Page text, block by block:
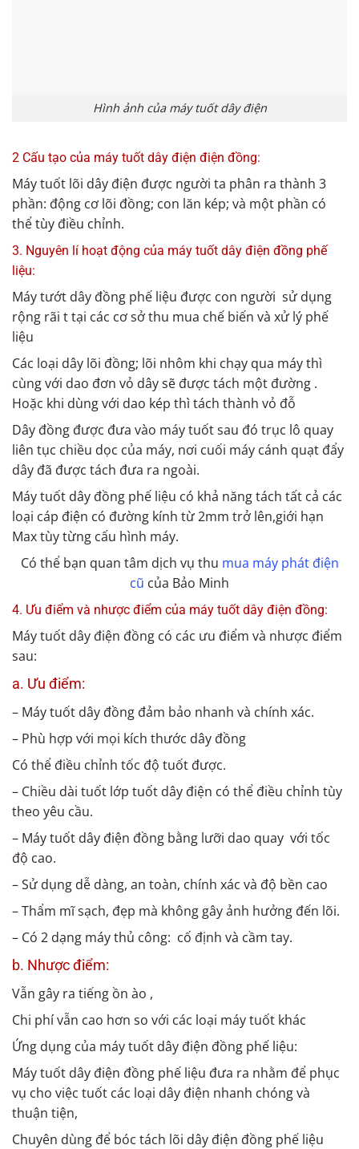
Hình ảnh của máy tuốt dây điện
2 Cấu tạo của máy tuốt dây điện điện đồng:
Máy tuốt lõi dây điện được người ta phân ra thành 3
phần: động cơ lõi đồng; con lăn kép; và một phần có
thể tùy điều chỉnh.
3. Nguyên lí hoạt động của máy tuốt dây điện đồng phế
liệu:
Máy tướt dây đồng phế liệu được con người sử dụng
rộng rãi t tại các cơ sở thu mua chế biến và xử lý phế
liệu
Các loại dây lõi đồng; lõi nhôm khi chạy qua máy thì
cùng với dao đơn vỏ dây sẽ được tách một đường .
Hoặc khi dùng với dao kép thì tách thành vỏ đỗ
Dây đồng được đưa vào máy tuốt sau đó trục lô quay
liên tục chiều dọc của máy, nơi cuối máy cánh quạt đẩy
dây đã được tách đưa ra ngoài.
Máy tuốt dây đồng phế liệu có khả năng tách tất cả các
loại cáp điện có đường kính từ 2mm trở lên,giới hạn
Max tùy từng cấu hình máy.
Có thể bạn quan tâm dịch vụ thu mua máy phát điện
cũ của Bảo Minh
4. Ưu điểm và nhược điểm của máy tuốt dây điện đồng:
Máy tuốt dây điện đồng có các ưu điểm và nhược điểm
sau:
a. Ưu điểm:
– Máy tuốt dây đồng đảm bảo nhanh và chính xác.
– Phù hợp với mọi kích thước dây đồng
Có thể điều chỉnh tốc độ tuốt được.
– Chiều dài tuốt lớp tuốt dây điện có thể điều chỉnh tùy
theo yêu cầu.
– Máy tuốt dây điện đồng bằng lưỡi dao quay với tốc
độ cao.
– Sử dụng dễ dàng, an toàn, chính xác và độ bền cao
– Thẩm mĩ sạch, đẹp mà không gây ảnh hưởng đến lõi.
– Có 2 dạng máy thủ công: cố định và cầm tay.
b. Nhược điểm:
Vẫn gây ra tiếng ồn ào ,
Chi phí vẫn cao hơn so với các loại máy tuốt khác
Ứng dụng của máy tuốt dây điện đồng phế liệu:
Máy tuốt dây điện đồng phế liệu đưa ra nhằm để phục
vụ cho việc tuốt các loại dây điện nhanh chóng và
thuận tiện,
Chuyên dùng để bóc tách lõi dây điện đồng phế liệu